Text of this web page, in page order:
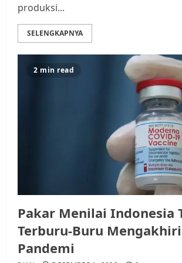
produksi...
SELENGKAPNYA
2 min read
Pakar Menilai Indonesia
Terburu-Buru
Pandemi